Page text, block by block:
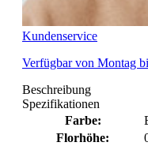
Kundenservice
Verfügbar von Montag
Beschreibung
Spezifikationen
Farbe:
Florhöhe: